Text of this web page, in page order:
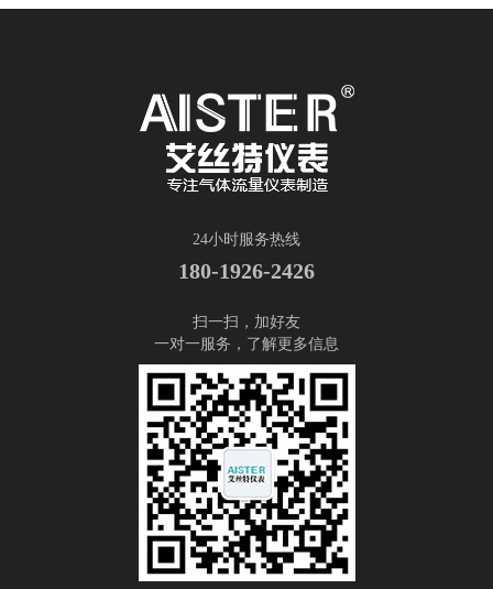
24小时服务热线
180-1926-2426
扫一扫，加好友
一对一服务，了解更多信息